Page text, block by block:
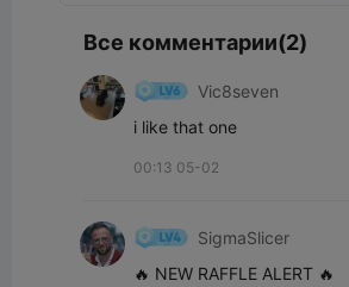
Все комментарии(2)
Vic8seven
i like that one
00:13 05-02
SigmaSlicer
🔥 NEW RAFFLE ALERT 🔥